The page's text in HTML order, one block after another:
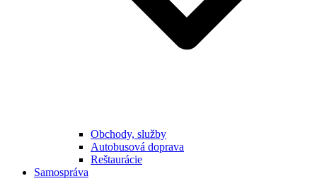
Obchody, služby
Autobusová doprava
Reštaurácie
Samospráva